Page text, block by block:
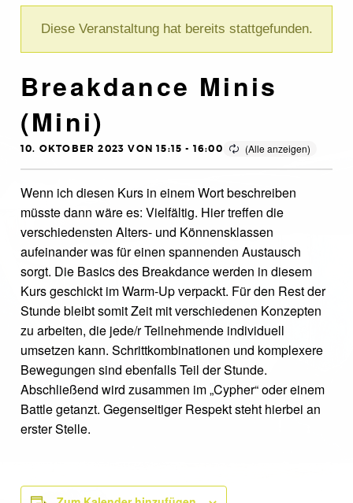
Diese Veranstaltung hat bereits stattgefunden.
Breakdance Minis
(Mini)
10. OKTOBER 2023 VON 15:15 - 16:00
Wenn ich diesen Kurs in einem Wort beschreiben
müsste dann wäre es: Vielfältig. Hier treffen die
verschiedensten Alters- und Könnensklassen
aufeinander was für einen spannenden Austausch
sorgt. Die Basics des Breakdance werden in diesem
Kurs geschickt im Warm-Up verpackt. Für den Rest der
Stunde bleibt somit Zeit mit verschiedenen Konzepten
zu arbeiten, die jede/r Teilnehmende individuell
umsetzen kann. Schrittkombinationen und komplexere
Bewegungen sind ebenfalls Teil der Stunde.
Abschließend wird zusammen im „Cypher“ oder einem
Battle getanzt. Gegenseitiger Respekt steht hierbei an
erster Stelle.